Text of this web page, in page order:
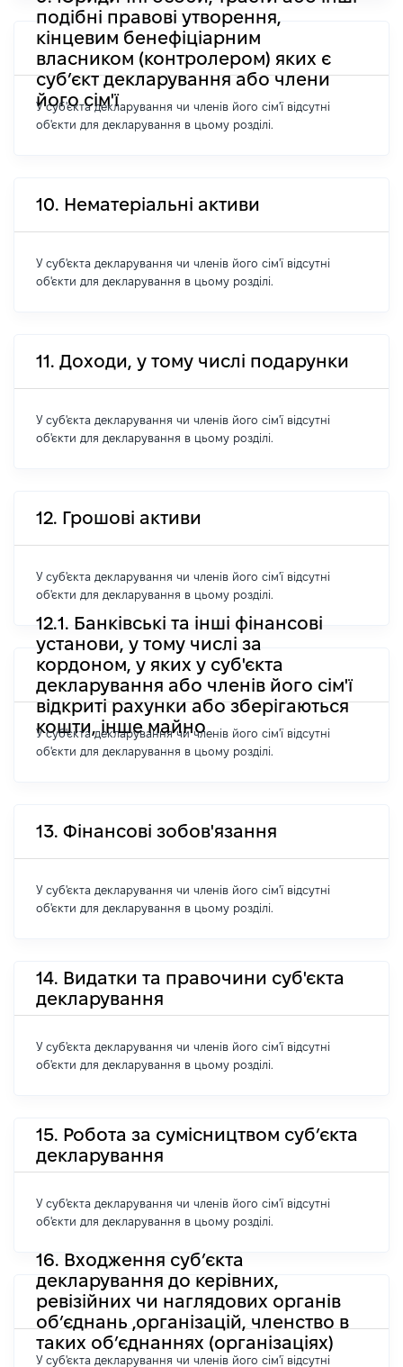
подібні правові утворення,
кінцевим бенефіціарним
власником (контролером) яких є
суб’єкт декларування або члени
його сім'ї
У суб'єкта декларування чи членів його сім'ї відсутні
об'єкти для декларування в цьому розділі.
10. Нематеріальні активи
У суб'єкта декларування чи членів його сім'ї відсутні
об'єкти для декларування в цьому розділі.
11. Доходи, у тому числі подарунки
У суб'єкта декларування чи членів його сім'ї відсутні
об'єкти для декларування в цьому розділі.
12. Грошові активи
У суб'єкта декларування чи членів його сім'ї відсутні
об'єкти для декларування в цьому розділі.
12.1. Банківські та інші фінансові
установи, у тому числі за
кордоном, у яких у суб'єкта
декларування або членів його сім'ї
відкриті рахунки або зберігаються
кошти, інше майно
У суб'єкта декларування чи членів його сім'ї відсутні
об'єкти для декларування в цьому розділі.
13. Фінансові зобов'язання
У суб'єкта декларування чи членів його сім'ї відсутні
об'єкти для декларування в цьому розділі.
14. Видатки та правочини суб'єкта
декларування
У суб'єкта декларування чи членів його сім'ї відсутні
об'єкти для декларування в цьому розділі.
15. Робота за сумісництвом суб’єкта
декларування
У суб'єкта декларування чи членів його сім'ї відсутні
об'єкти для декларування в цьому розділі.
16. Входження суб’єкта
декларування до керівних,
ревізійних чи наглядових органів
об’єднань ,організацій, членство в
таких об’єднаннях (організаціях)
У суб'єкта декларування чи членів його сім'ї відсутні